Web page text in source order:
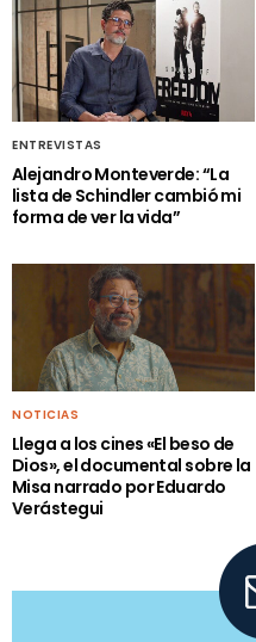
ENTREVISTAS
Alejandro Monteverde: “La
lista de Schindler cambió mi
forma de ver la vida”
NOTICIAS
Llega a los cines «El beso de
Dios», el documental sobre la
Misa narrado por Eduardo
Verástegui